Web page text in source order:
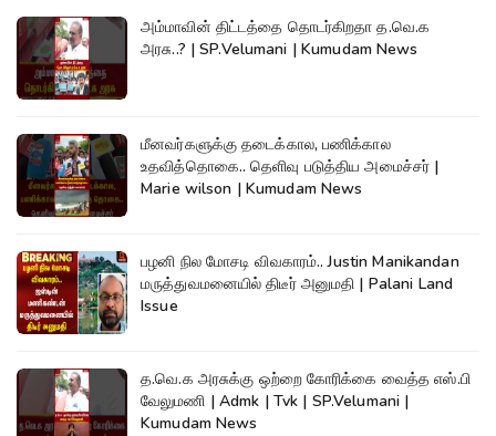
அம்மாவின் திட்டத்தை தொடர்கிறதா த.வெ.க
அரசு..? | SP.Velumani | Kumudam News
மீனவர்களுக்கு தடைக்கால, பணிக்கால
உதவித்தொகை.. தெளிவு படுத்திய அமைச்சர் |
Marie wilson | Kumudam News
பழனி நில மோசடி விவகாரம்.. Justin Manikandan
மருத்துவமனையில் திடீர் அனுமதி | Palani Land
Issue
த.வெ.க அரசுக்கு ஒற்றை கோரிக்கை வைத்த எஸ்.பி
வேலுமணி | Admk | Tvk | SP.Velumani |
Kumudam News